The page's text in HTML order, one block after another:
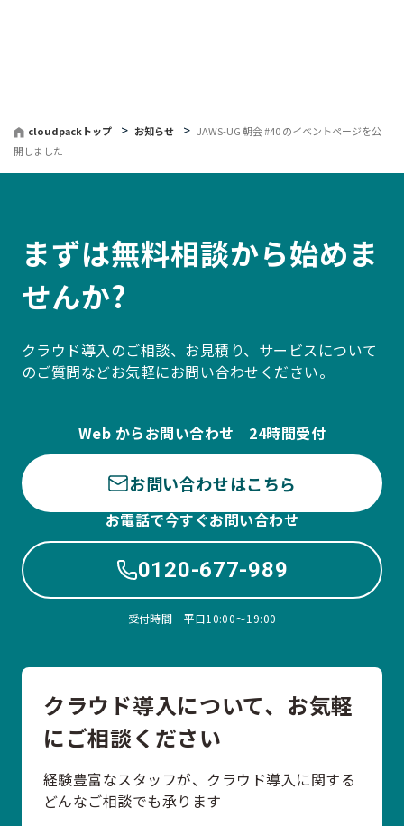
cloudpackトップ お知らせ
JAWS-UG 朝会 #40 のイベントページを公
開しました
まずは無料相談から始めま
せんか?
クラウド導入のご相談、お見積り、サービスについて
のご質問などお気軽にお問い合わせください。
Web からお問い合わせ 24時間受付
お問い合わせはこちら
お電話で今すぐお問い合わせ
0120-677-989
受付時間 平日10:00〜19:00
クラウド導入について、お気軽
にご相談ください
経験豊富なスタッフが、クラウド導入に関する
どんなご相談でも承ります